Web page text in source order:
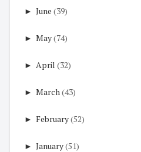
► June (39)
► May(74)
► April (32)
► March (43)
► February(52)
► January(51)